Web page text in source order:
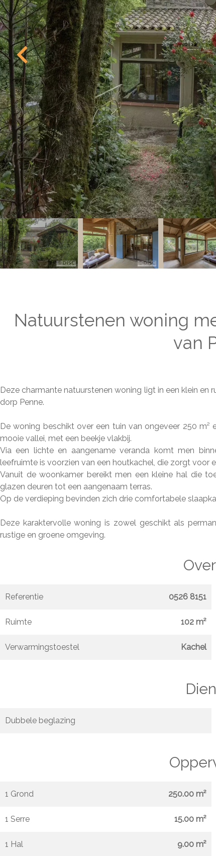
Natuurstenen woning
van
Deze charmante natuurstenen woning ligt in een klein
dorp Penne.
De woning beschikt over een tuin van ongeveer 250
mooie vallei, met een beekje vlakbij.
Via een lichte en aangename veranda komt men
leefruimte is voorzien van een houtkachel, die zorgt voor
Vanuit de woonkamer bereikt men een kleine hal die
glazen deuren tot een aangenaam terras.
Op de verdieping bevinden zich drie comfortabele
Deze karaktervolle woning is zowel geschikt als
rustige en groene omgeving.
Referentie 0526 8151
Ruimte 102 m²
Verwarmingstoestel Kachel
Dubbele beglazing
1 Grond 250.00 m²
1 Serre 15.00 m²
1 Hal 9.00 m²